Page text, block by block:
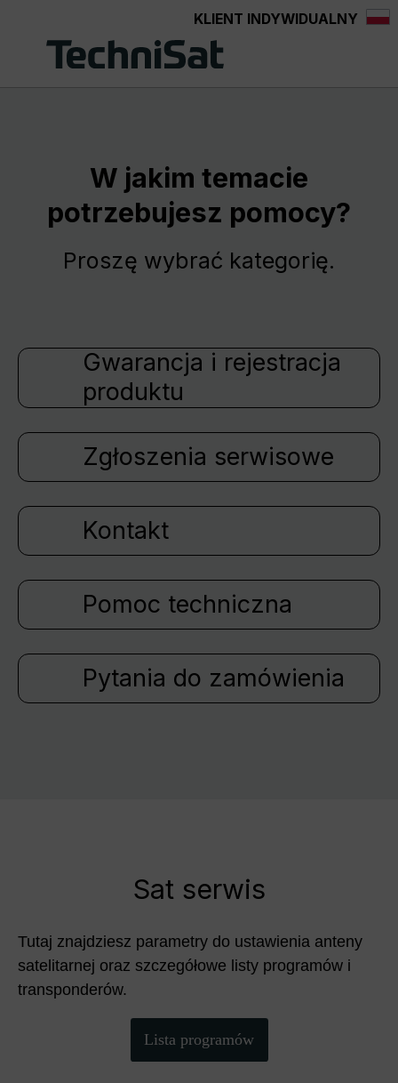
Przejdź do głównej zawartościKLIENT INDYWIDUALNY
W jakim temacie
potrzebujesz pomocy?
Proszę wybrać kategorię.
Gwarancja i rejestracja
produktu
Zgłoszenia serwisowe
Kontakt
Pomoc techniczna
Pytania do zamówienia
Sat serwis
Tutaj znajdziesz parametry do ustawienia anteny
satelitarnej oraz szczegółowe listy programów i
transponderów.
Lista programów